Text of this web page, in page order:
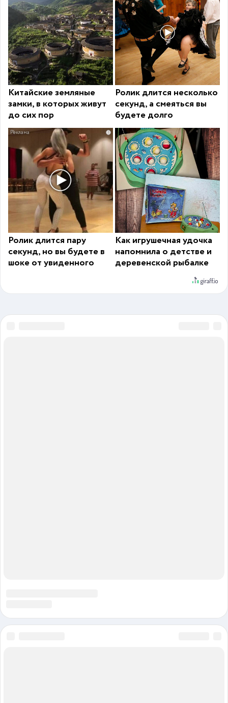
Китайские земляные
замки, в которых живут
до сих пор
Ролик длится несколько
секунд, а смеяться вы
будете долго
i
Ролик длится пару
секунд, но вы будете в
шоке от увиденного
Как игрушечная удочка
напомнила о детстве и
деревенской рыбалке